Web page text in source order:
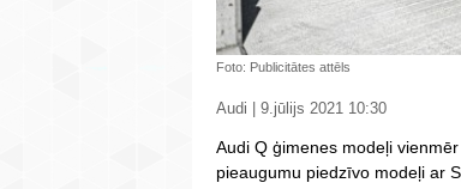
Foto: Publicitātes attēls
Audi | 9.jūlijs 2021 10:30
Audi Q ģimenes modeļi
pieaugumu piedzīvo modeļi ar